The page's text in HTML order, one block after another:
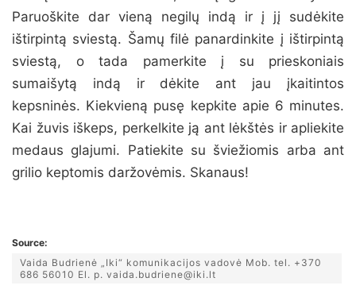
Paruoškite dar vieną negilų indą ir į jį sudėkite
ištirpintą sviestą. Šamų filė panardinkite į ištirpintą
sviestą, o tada pamerkite į su prieskoniais
sumaišytą indą ir dėkite ant jau įkaitintos
kepsninės. Kiekvieną pusę kepkite apie 6 minutes.
Kai žuvis iškeps, perkelkite ją ant lėkštės ir apliekite
medaus glajumi. Patiekite su šviežiomis arba ant
grilio keptomis daržovėmis. Skanaus!
Source:
Vaida Budrienė „Iki“ komunikacijos vadovė Mob. tel. +370
686 56010 El. p. vaida.budriene@iki.lt